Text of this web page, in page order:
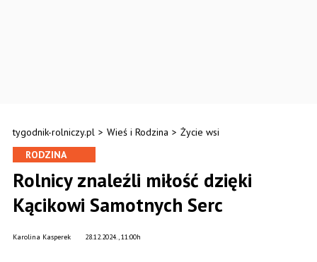
tygodnik-rolniczy.pl > Wieś i Rodzina > Życie wsi
RODZINA
Rolnicy znaleźli miłość dzięki
Kącikowi Samotnych Serc
28.12.2024., 11:00h
Karolina Kasperek